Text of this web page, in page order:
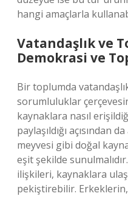
hangi amaçlarla
Vatandaşlık ve
Demokrasi ve
Bir toplumda
sorumluluklar
kaynaklara nasıl
paylaşıldığı açısından
meyvesi gibi doğal
eşit şekilde
ilişkileri, kaynaklara
pekiştirebilir.